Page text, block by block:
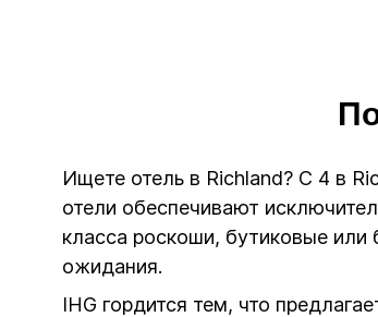
Ищете отель в Richland? С 4 в
отели обеспечивают
класса роскоши, бутиковые
ожидания.
IHG гордится тем, что